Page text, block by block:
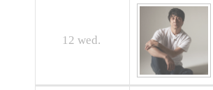
12 wed.